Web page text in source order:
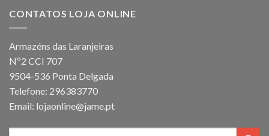
CONTATOS LOJA ONLINE
Armazéns das Laranjeiras
Nº2 CCI 707
9504-536 Ponta Delgada
Telefone: 296383770
Email: lojaonline@jame.pt